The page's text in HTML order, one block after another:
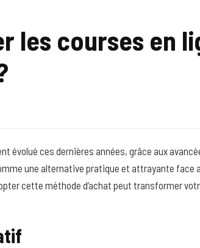
les courses en
évolué ces dernières années, grâce aux
une alternative pratique et attrayante face
cette méthode d’achat peut transformer